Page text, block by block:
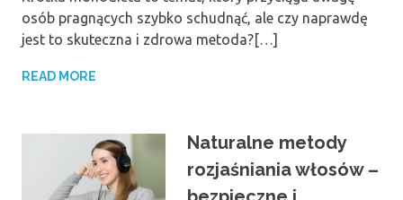
osób pragnących szybko schudnąć, ale czy naprawdę
jest to skuteczna i zdrowa metoda?[…]
READ MORE
Naturalne metody
rozjaśniania włosów –